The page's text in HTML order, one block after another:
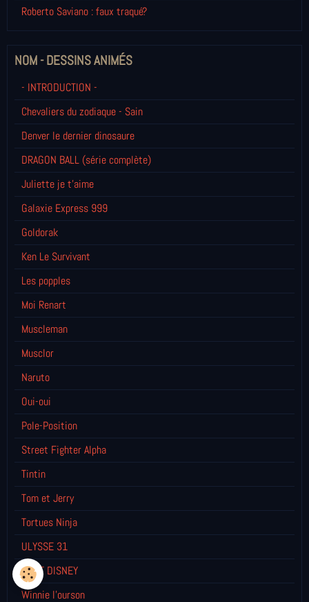
Roberto Saviano : faux traqué?
NOM - DESSINS ANIMÉS
- INTRODUCTION -
Chevaliers du zodiaque - Sain
Denver le dernier dinosaure
DRAGON BALL (série complète)
Juliette je t’aime
Galaxie Express 999
Goldorak
Ken Le Survivant
Les popples
Moi Renart
Muscleman
Musclor
Naruto
Oui-oui
Pole-Position
Street Fighter Alpha
Tintin
Tom et Jerry
Tortues Ninja
ULYSSE 31
WALT DISNEY
Winnie l’ourson